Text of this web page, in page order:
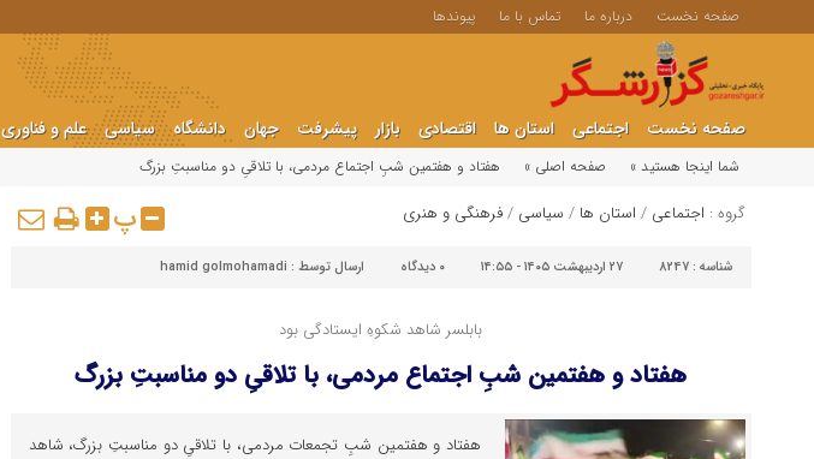
صفحه نخست درباره ما تماس با ما پیوندها
صفحه نخست اجتماعی استان ها اقتصادی بازار پیشرفت جهان دانشگاه سیاسی علم و فناوری
شما اینجا هستید » صفحه اصلی » هفتاد و هفتمین شبِ اجتماع مردمی، با تلاقیِ دو مناسبتِ بزرگ
گروه : اجتماعی / استان ها / سیاسی /فرهنگی و هنری پ
شناسه : 8247 ۲۷ اردیبهشت ۱۴۰۵ - ۱۴:۵۵ ۰ دیدگاه ارسال توسط : hamid golmohamadi
بابلسر شاهد شکوهِ ایستادگی بود
هفتاد و هفتمین شبِ اجتماع مردمی، با تلاقیِ دو مناسبتِ بزرگ
هفتاد و هفتمین شبِ تجمعات مردمی، با تلاقیِ دو مناسبتِ بزرگ، شاهد